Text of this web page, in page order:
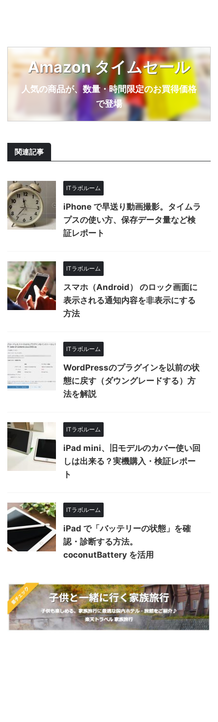
Amazon タイムセール
人気の商品が、数量・時間限定のお買得価格
で登場
関連記事
ITラボルーム
iPhone で早送り動画撮影。タイムラ
プスの使い方、保存データ量など検
証レポート
ITラボルーム
スマホ（Android） のロック画面に
表示される通知内容を非表示にする
方法
ITラボルーム
WordPressのプラグインを以前の状
態に戻す（ダウングレードする）方
法を解説
ITラボルーム
iPad mini、旧モデルのカバー使い回
しは出来る？実機購入・検証レポー
ト
ITラボルーム
iPad で「バッテリーの状態」を確
認・診断する方法。
coconutBattery を活用